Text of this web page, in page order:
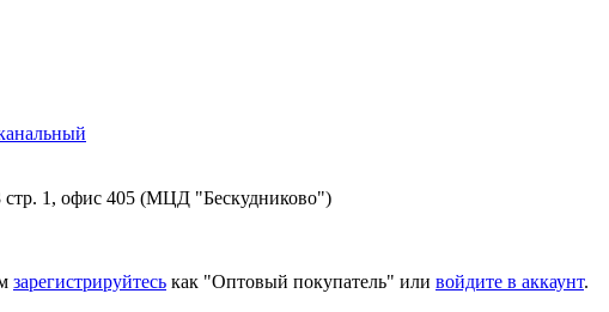
стр. 1, офис 405 (МЦД "Бескудниково")
зарегистрируйтесь как "Оптовый покупатель" или войдите в аккаунт.